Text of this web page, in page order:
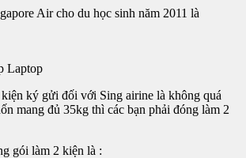
Air cho du học sinh năm 2011 là
Laptop
ký gửi đối với Sing airine là không quá
mang đủ 35kg thì các bạn phải đóng làm 2
gói làm 2 kiện là :